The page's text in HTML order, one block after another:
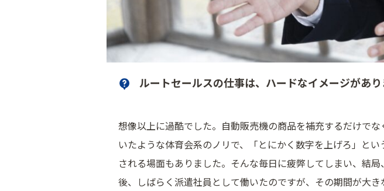
ルートセールスの仕事は、ハードなイメージがあ
想像以上に過酷でした。自動販売機の商品を補充するだけで
いたような体育会系のノリで、「とにかく数字を上げろ」と
される場面もありました。そんな毎日に疲弊してしまい、結
後、しばらく派遣社員として働いたのですが、その期間が大き